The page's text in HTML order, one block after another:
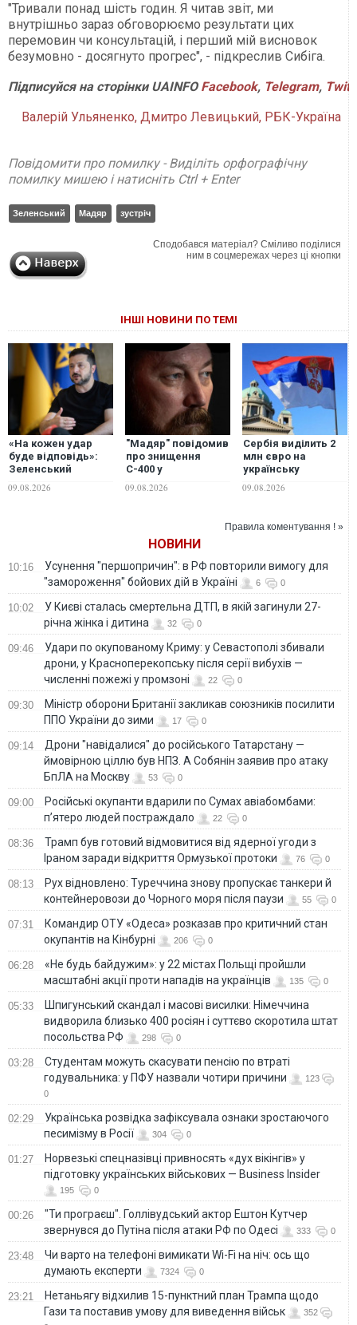
"Тривали понад шість годин. Я читав звіт, ми
внутрішньо зараз обговорюємо результати цих
перемовин чи консультацій, і перший мій висновок
безумовно - досягнуто прогрес", - підкреслив Сибіга.
Підписуйся на сторінки UAINFO Facebook, Telegram,
Валерій Ульяненко, Дмитро Левицький, РБК-Україна
Повідомити про помилку - Виділіть орфографічну
помилку мишею і натисніть Ctrl + Enter
Зеленський Мадяр зустріч
Сподобався матеріал? Сміливо поділися
ним в соцмережах через ці кнопки
ІНШІ НОВИНИ ПО ТЕМІ
«На кожен удар
буде відповідь»:
Зеленський
анонсував нові
переговори щодо
09.08.2026
"Мадяр" повідомив
про знищення
С-400 у
Геленджику, 4
комплекси ППО та 3
09.08.2026
Сербія виділить 2
млн євро на
українську
енергетику та
візьме участь у
09.08.2026
Правила коментування ! »
НОВИНИ
10:16
Усунення "першопричин": в РФ повторили вимогу для
"замороження" бойових дій в Україні
6 0
10:02
У Києві сталась смертельна ДТП, в якій загинули 27-
річна жінка і дитина
32 0
09:46
Удари по окупованому Криму: у Севастополі збивали
дрони, у Красноперекопську після серії вибухів —
численні пожежі у промзоні
22 0
09:30
Міністр оборони Британії закликав союзників посилити
ППО України до зими
17 0
09:14
Дрони "навідалися" до російського Татарстану —
ймовірною ціллю був НПЗ. А Собянін заявив про атаку
БпЛА на Москву
53 0
09:00
Російські окупанти вдарили по Сумах авіабомбами:
п’ятеро людей постраждало
22 0
08:36
Трамп був готовий відмовитися від ядерної угоди з
Іраном заради відкриття Ормузької протоки
76 0
08:13
Рух відновлено: Туреччина знову пропускає танкери й
контейнеровози до Чорного моря після паузи
55 0
07:31
Командир ОТУ «Одеса» розказав про критичний стан
окупантів на Кінбурні
206 0
06:28
«Не будь байдужим»: у 22 містах Польщі пройшли
масштабні акції проти нападів на українців
135 0
05:33
Шпигунський скандал і масові висилки: Німеччина
видворила близько 400 росіян і суттєво скоротила штат
посольства РФ
298 0
03:28
Студентам можуть скасувати пенсію по втраті
годувальника: у ПФУ назвали чотири причини
123
0
02:29
Українська розвідка зафіксувала ознаки зростаючого
песимізму в Росії
304 0
01:27
Норвезькі спецназівці привносять «дух вікінгів» у
підготовку українських військових — Business Insider
195 0
00:26
"Ти програєш". Голлівудський актор Ештон Кутчер
звернувся до Путіна після атаки РФ по Одесі
333 0
23:48
Чи варто на телефонi вимикати Wi-Fi на ніч: ось що
думають експерти
7324 0
23:21
Нетаньягу відхилив 15-пунктний план Трампа щодо
Гази та поставив умову для виведення військ
352